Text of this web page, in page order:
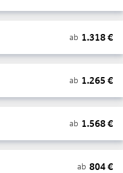
ab 1.318€
ab 1.265 €
ab 1.568€
ab 804€